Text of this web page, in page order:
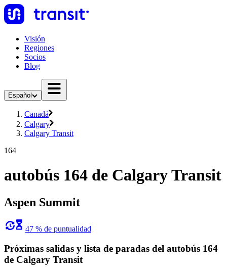
Visión
Regiones
Socios
Blog
Español
Canadá
Calgary
Calgary Transit
164
autobús 164 de Calgary Transit
Aspen Summit
47 % de puntualidad
Próximas salidas y lista de paradas del autobús 164
de Calgary Transit